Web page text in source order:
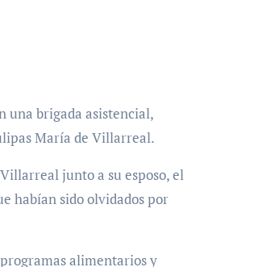
una brigada asistencial,
María de Villarreal.
junto a su esposo, el
habían sido olvidados por
alimentarios y